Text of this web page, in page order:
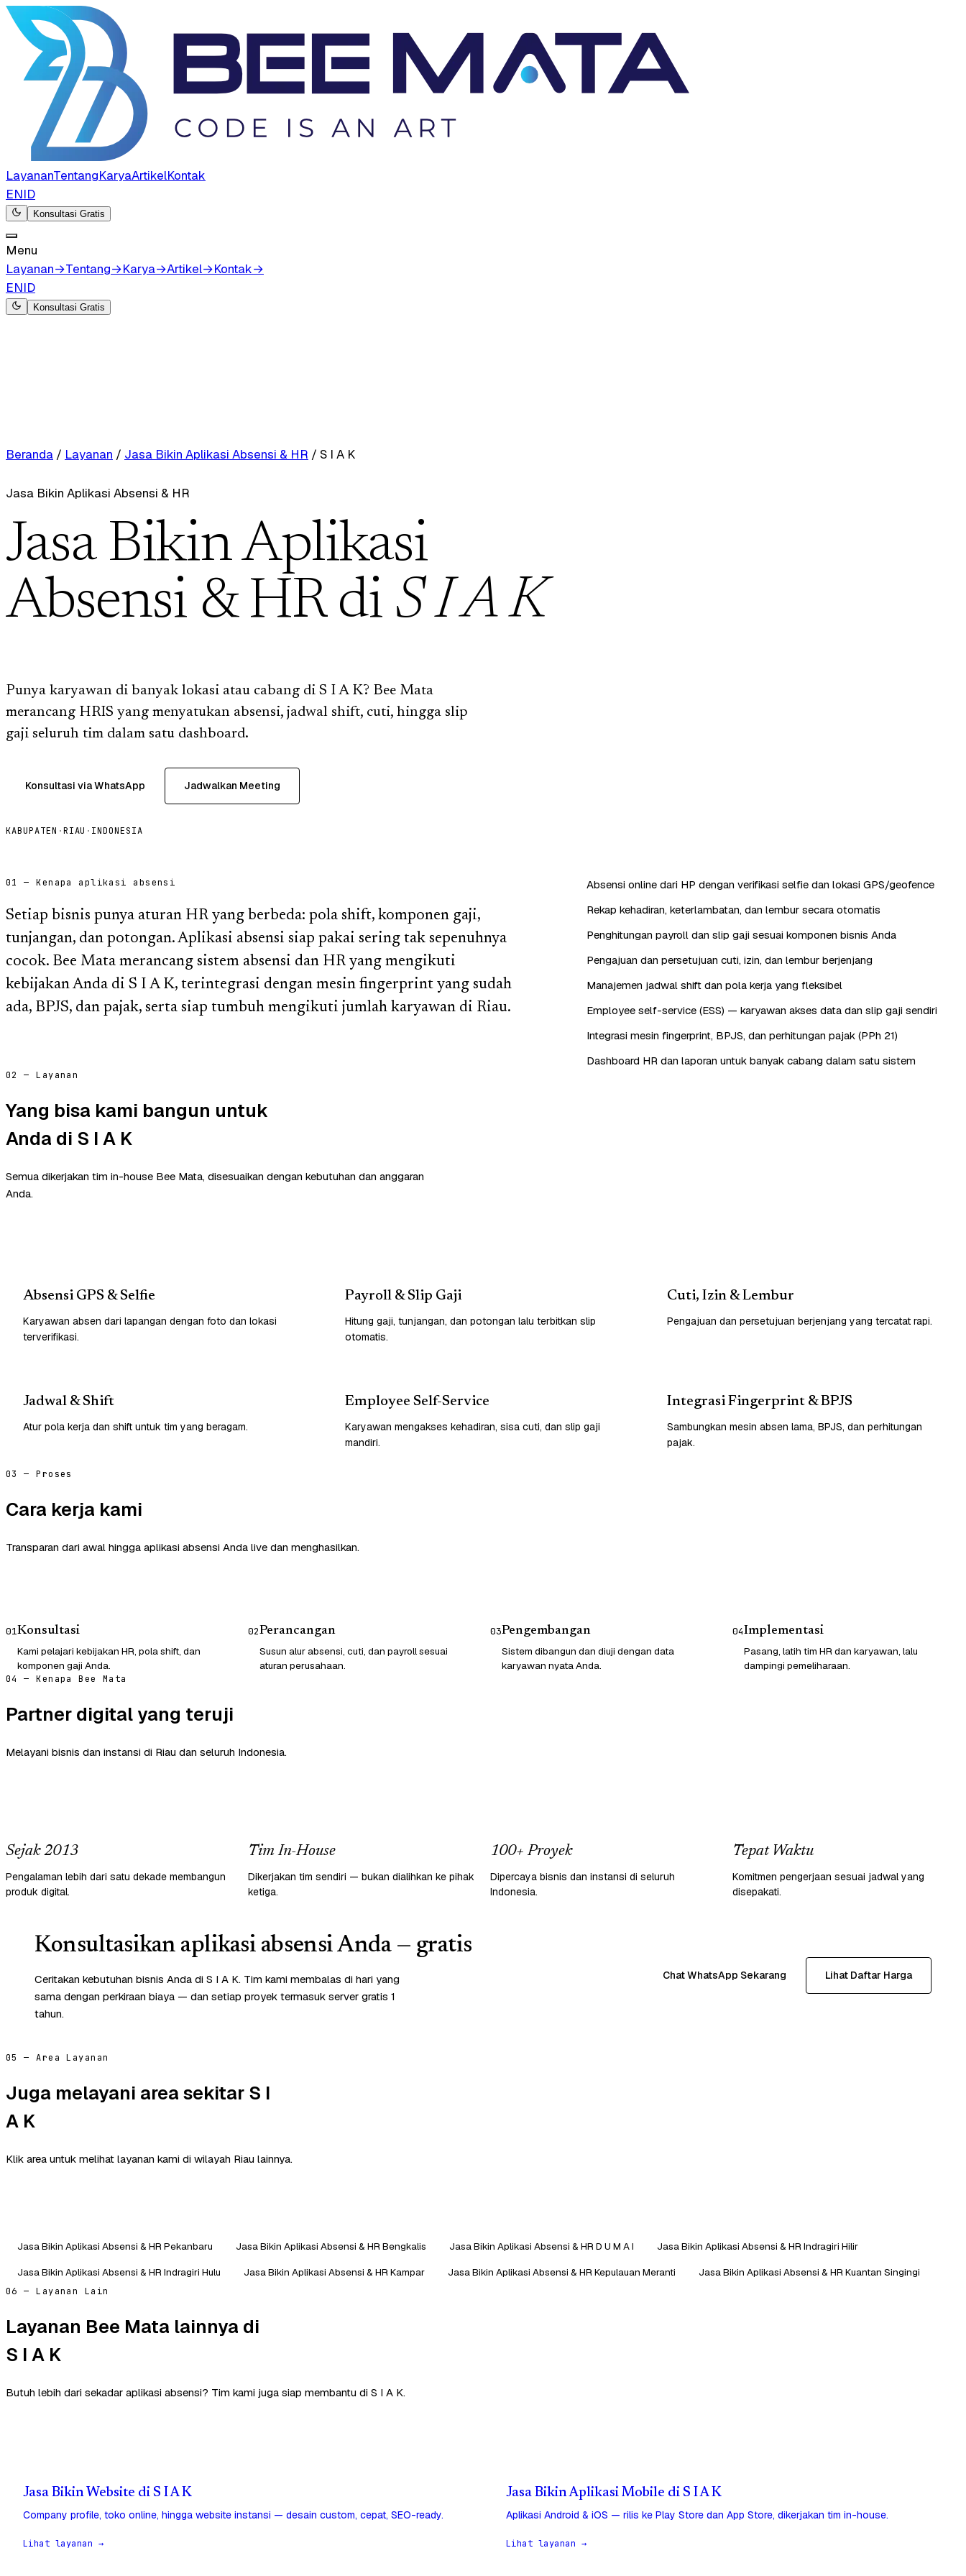
LayananTentangKaryaArtikelKontak
ENID
Konsultasi Gratis
Menu
Layanan→Tentang→Karya→Artikel→Kontak→
ENID
Konsultasi Gratis
Beranda / Layanan / Jasa Bikin Aplikasi Absensi & HR / S I A K
Jasa Bikin Aplikasi Absensi & HR
Jasa Bikin Aplikasi
Absensi & HR di S I A K
Punya karyawan di banyak lokasi atau cabang di S I A K? Bee Mata
merancang HRIS yang menyatukan absensi, jadwal shift, cuti, hingga slip
gaji seluruh tim dalam satu dashboard.
Konsultasi via WhatsApp Jadwalkan Meeting
KABUPATEN ·RIAU · INDONESIA
01 — Kenapa aplikasi absensi
Setiap bisnis punya aturan HR yang berbeda: pola shift, komponen gaji,
tunjangan, dan potongan. Aplikasi absensi siap pakai sering tak sepenuhnya
cocok. Bee Mata merancang sistem absensi dan HR yang mengikuti
kebijakan Anda di S I A K, terintegrasi dengan mesin fingerprint yang sudah
ada, BPJS, dan pajak, serta siap tumbuh mengikuti jumlah karyawan di Riau.
Absensi online dari HP dengan verifikasi selfie dan lokasi GPS/geofence
Rekap kehadiran, keterlambatan, dan lembur secara otomatis
Penghitungan payroll dan slip gaji sesuai komponen bisnis Anda
Pengajuan dan persetujuan cuti, izin, dan lembur berjenjang
Manajemen jadwal shift dan pola kerja yang fleksibel
Employee self-service (ESS) — karyawan akses data dan slip gaji sendiri
Integrasi mesin fingerprint, BPJS, dan perhitungan pajak (PPh 21)
Dashboard HR dan laporan untuk banyak cabang dalam satu sistem
02 — Layanan
Yang bisa kami bangun untuk
Anda di S I A K
Semua dikerjakan tim in-house Bee Mata, disesuaikan dengan kebutuhan dan anggaran
Anda.
Absensi GPS & Selfie
Karyawan absen dari lapangan dengan foto dan lokasi
terverifikasi.
Payroll & Slip Gaji
Hitung gaji, tunjangan, dan potongan lalu terbitkan slip
otomatis.
Cuti, Izin & Lembur
Pengajuan dan persetujuan berjenjang yang tercatat rapi.
Jadwal & Shift
Atur pola kerja dan shift untuk tim yang beragam.
Employee Self-Service
Karyawan mengakses kehadiran, sisa cuti, dan slip gaji
mandiri.
Integrasi Fingerprint & BPJS
Sambungkan mesin absen lama, BPJS, dan perhitungan
pajak.
03 — Proses
Cara kerja kami
Transparan dari awal hingga aplikasi absensi Anda live dan menghasilkan.
01Konsultasi
Kami pelajari kebijakan HR, pola shift, dan
komponen gaji Anda.
02Perancangan
Susun alur absensi, cuti, dan payroll sesuai
aturan perusahaan.
03Pengembangan
Sistem dibangun dan diuji dengan data
karyawan nyata Anda.
04Implementasi
Pasang, latih tim HR dan karyawan, lalu
dampingi pemeliharaan.
04 — Kenapa Bee Mata
Partner digital yang teruji
Melayani bisnis dan instansi di Riau dan seluruh Indonesia.
Sejak 2013
Pengalaman lebih dari satu dekade membangun
produk digital.
Tim In-House
Dikerjakan tim sendiri — bukan dialihkan ke pihak
ketiga.
100+ Proyek
Dipercaya bisnis dan instansi di seluruh
Indonesia.
Tepat Waktu
Komitmen pengerjaan sesuai jadwal yang
disepakati.
Konsultasikan aplikasi absensi Anda — gratis
Ceritakan kebutuhan bisnis Anda di S I A K. Tim kami membalas di hari yang
sama dengan perkiraan biaya — dan setiap proyek termasuk server gratis 1
tahun.
Chat WhatsApp Sekarang Lihat Daftar Harga
05 — Area Layanan
Juga melayani area sekitar S I
A K
Klik area untuk melihat layanan kami di wilayah Riau lainnya.
Jasa Bikin Aplikasi Absensi & HR Pekanbaru Jasa Bikin Aplikasi Absensi & HR Bengkalis Jasa Bikin Aplikasi Absensi & HR D U M A I
Jasa Bikin Aplikasi Absensi & HR Indragiri Hilir
Jasa Bikin Aplikasi Absensi & HR Indragiri Hulu
Jasa Bikin Aplikasi Absensi & HR Kampar Jasa Bikin Aplikasi Absensi & HR Kepulauan Meranti Jasa Bikin Aplikasi Absensi & HR Kuantan Singingi
06 — Layanan Lain
Layanan Bee Mata lainnya di
S I A K
Butuh lebih dari sekadar aplikasi absensi? Tim kami juga siap membantu di S I A K.
Jasa Bikin Website di S I A K
Company profile, toko online, hingga website instansi — desain custom, cepat, SEO-ready.
Lihat layanan →
Jasa Bikin Aplikasi Mobile di S I A K
Aplikasi Android & iOS — rilis ke Play Store dan App Store, dikerjakan tim in-house.
Lihat layanan →